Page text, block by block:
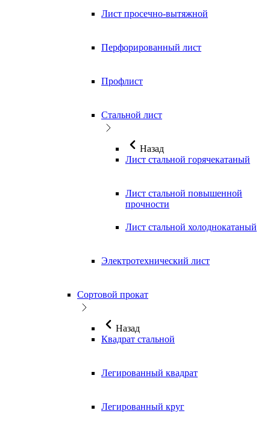
Лист просечно-вытяжной
Перфорированный лист
Профлист
Стальной лист
Назад
Лист стальной горячекатаный
Лист стальной повышенной
прочности
Лист стальной холоднокатаный
Электротехнический лист
Сортовой прокат
Назад
Квадрат стальной
Легированный квадрат
Легированный круг